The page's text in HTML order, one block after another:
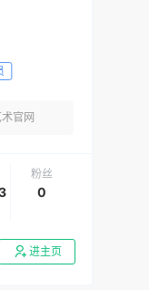
官网
粉丝
0
进主页